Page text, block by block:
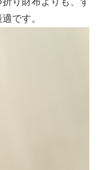
です。